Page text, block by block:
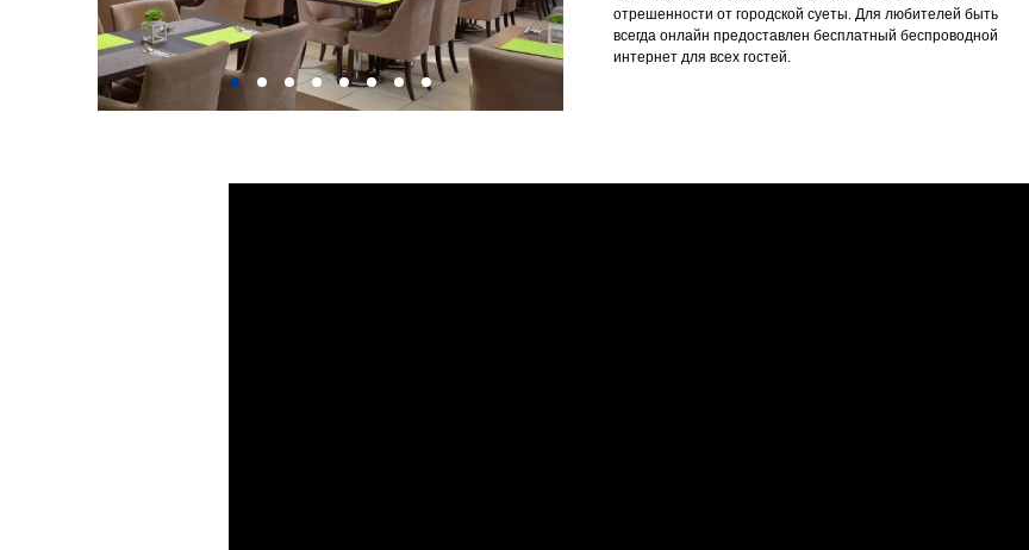
отрешенности от городской суеты. Для любителей быть
всегда онлайн предоставлен бесплатный беспроводной
интернет для всех гостей.